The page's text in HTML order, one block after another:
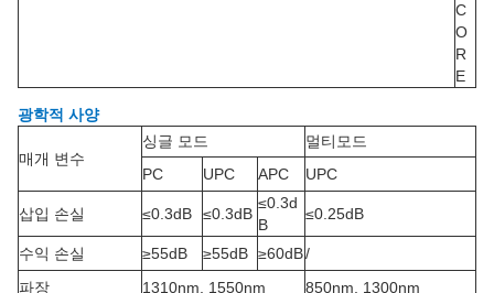
C
O
R
E
광학적 사양
매개 변수
싱글 모드
멀티모드
PC
UPC APC UPC
삽입 손실 ≤0.3dB ≤0.3dB
≤0.3d
B
≤0.25dB
수익 손실 ≥55dB ≥55dB ≥60dB/
파장
1310nm, 1550nm 850nm, 1300nm